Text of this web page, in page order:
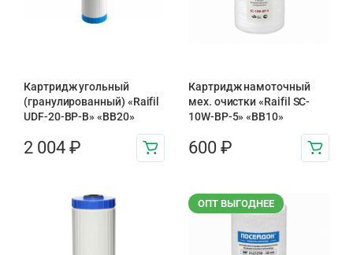
Картридж угольный
(гранулированный) «Raifil
UDF-20-BP-B» «BB20»
2 004 ₽
Картридж намоточный
мех. очистки «Raifil SC-
10W-BP-5» «BB10»
600 ₽
ОПТ ВЫГОДНЕЕ